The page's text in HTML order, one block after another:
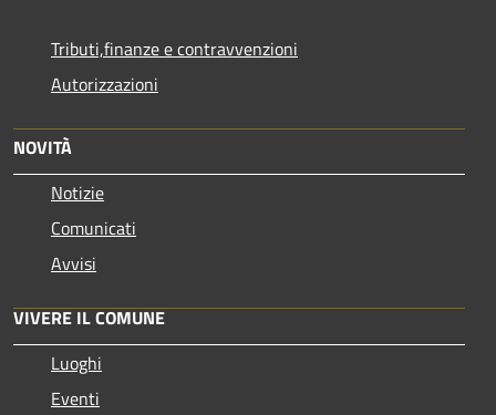
Tributi,finanze e contravvenzioni
Autorizzazioni
NOVITÀ
Notizie
Comunicati
Avvisi
VIVERE IL COMUNE
Luoghi
Eventi